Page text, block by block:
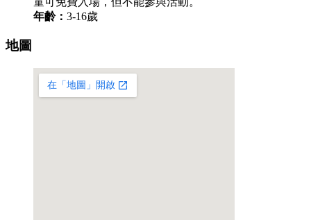
年齡： 3-16歲
地圖